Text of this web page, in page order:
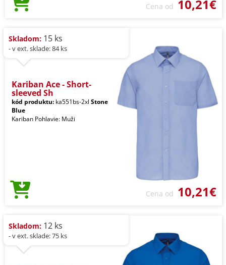
Cena od 10,21€
Skladom: 15 ks
- v ext. sklade: 84 ks
Kariban Ace - Short-
sleeved Sh
kód produktu: ka551bs-2xl Stone
Blue
Kariban Pohlavie: Muži
Cena od 10,21€
Skladom: 12 ks
- v ext. sklade: 75 ks